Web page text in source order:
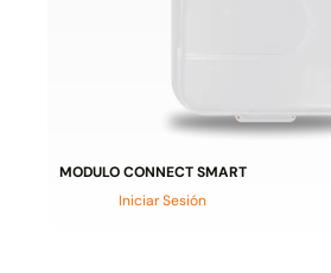
MODULO CONNECT SMART
Iniciar Sesión